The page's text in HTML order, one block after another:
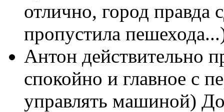
отлично, город правда
пропустила
Антон действительно
спокойно и главное с
управлять машиной)